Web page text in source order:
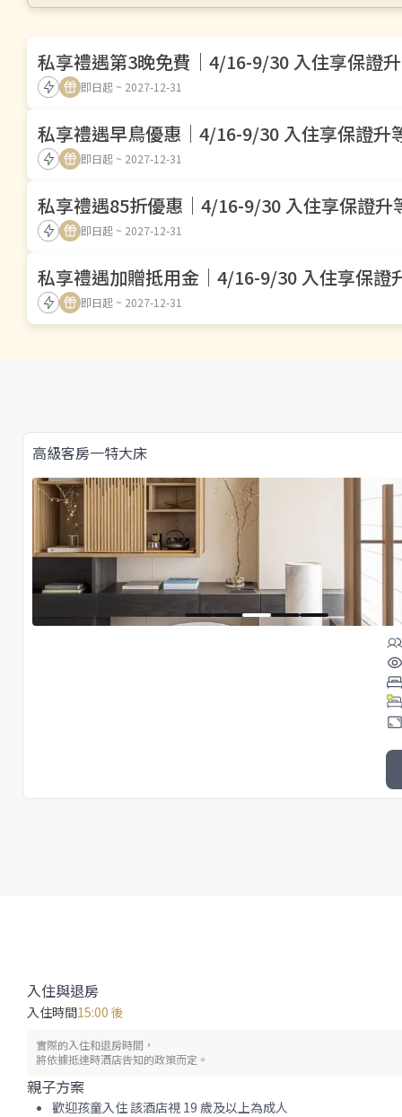
私享禮遇第3晚免費｜4/16-9/30 入住享保證
即日起 ~ 2027-12-31
私享禮遇早鳥優惠｜4/16-9/30 入住享保證升
即日起 ~ 2027-12-31
私享禮遇85折優惠｜4/16-9/30 入住享保證升
即日起 ~ 2027-12-31
私享禮遇加贈抵用金｜4/16-9/30 入住享保證
即日起 ~ 2027-12-31
高級客房一特大床
入住與退房
入住時間15:00 後
實際的入住和退房時間，
將依據抵達時酒店告知的政策而定。
親子方案
歡迎孩童入住 該酒店視 19 歲及以上為成人